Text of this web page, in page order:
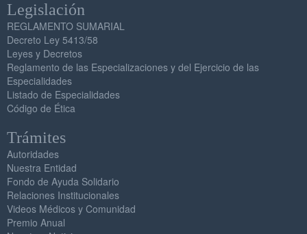
Legislación
REGLAMENTO SUMARIAL
Decreto Ley 5413/58
Leyes y Decretos
Reglamento de las Especializaciones y del Ejercicio de las
Especialidades
Listado de Especialidades
Código de Ética
Trámites
Autoridades
Nuestra Entidad
Fondo de Ayuda Solidario
Relaciones Institucionales
Videos Médicos y Comunidad
Premio Anual